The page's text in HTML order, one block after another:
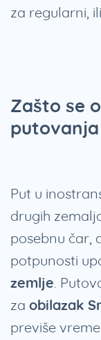
za regularni,
Zašto se
Put u
drugih
posebnu čar,
potpunosti
zemlje.
za obilazak
previše